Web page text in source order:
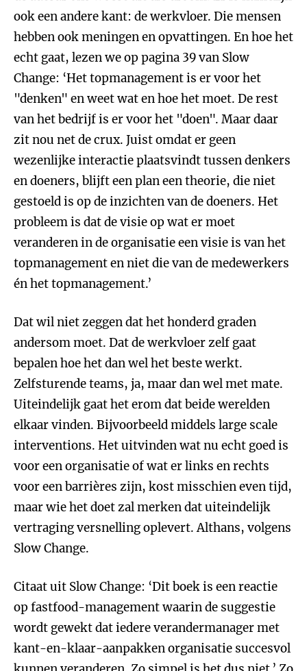
ook een andere kant: de werkvloer. Die mensen
hebben ook meningen en opvattingen. En hoe het
echt gaat, lezen we op pagina 39 van Slow
Change: ‘Het topmanagement is er voor het
"denken" en weet wat en hoe het moet. De rest
van het bedrijf is er voor het "doen". Maar daar
zit nou net de crux. Juist omdat er geen
wezenlijke interactie plaatsvindt tussen denkers
en doeners, blijft een plan een theorie, die niet
gestoeld is op de inzichten van de doeners. Het
probleem is dat de visie op wat er moet
veranderen in de organisatie een visie is van het
topmanagement en niet die van de medewerkers
én het topmanagement.’
Dat wil niet zeggen dat het honderd graden
andersom moet. Dat de werkvloer zelf gaat
bepalen hoe het dan wel het beste werkt.
Zelfsturende teams, ja, maar dan wel met mate.
Uiteindelijk gaat het erom dat beide werelden
elkaar vinden. Bijvoorbeeld middels large scale
interventions. Het uitvinden wat nu echt goed is
voor een organisatie of wat er links en rechts
voor een barrières zijn, kost misschien even tijd,
maar wie het doet zal merken dat uiteindelijk
vertraging versnelling oplevert. Althans, volgens
Slow Change.
Citaat uit Slow Change: ‘Dit boek is een reactie
op fastfood-management waarin de suggestie
wordt gewekt dat iedere verandermanager met
kant-en-klaar-aanpakken organisatie succesvol